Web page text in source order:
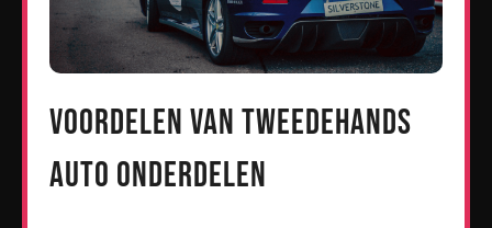
Voordelen van Tweedehands
Auto Onderdelen